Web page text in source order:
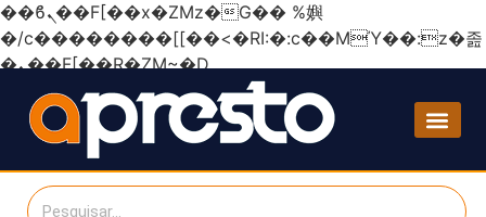
��ϐܢ��F[��x�ZMz�G�� %嬩
�/c��������[[��<�RI:�:c��MΎ��:z�졾
�ܢ��F[��R�ZM~�D